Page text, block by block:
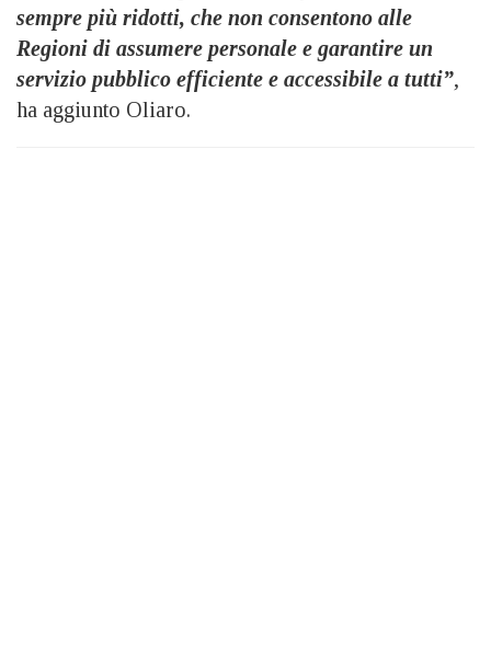
sempre più ridotti, che non consentono alle
Regioni di assumere personale e garantire un
servizio pubblico efficiente e accessibile a tutti”,
ha aggiunto Oliaro.